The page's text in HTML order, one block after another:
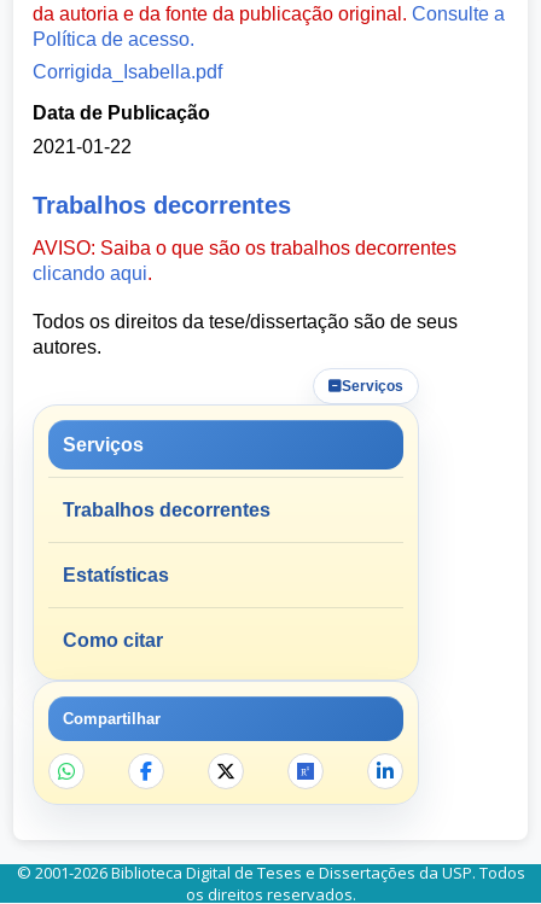
da autoria e da fonte da publicação original.Consulte a
Política de acesso.
Corrigida_Isabella.pdf
Data de Publicação
2021-01-22
Trabalhos decorrentes
AVISO: Saiba o que são os trabalhos decorrentes
clicando aqui.
Todos os direitos da tese/dissertação são de seus
autores.
Serviços
Serviços
Trabalhos decorrentes
Estatísticas
Como citar
Compartilhar
© 2001-2026 Biblioteca Digital de Teses e Dissertações da USP. Todos
os direitos reservados.